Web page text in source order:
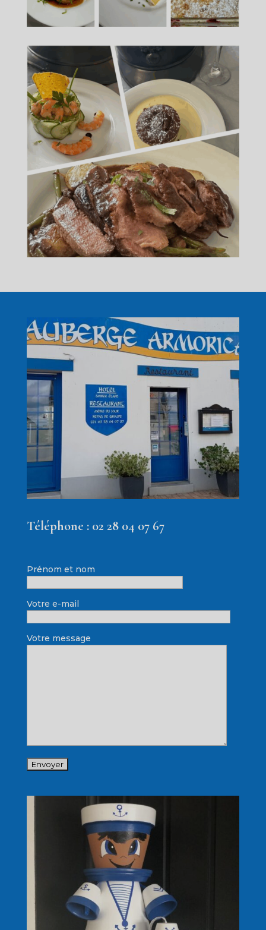
Téléphone : 02 28 04 07 67
Prénom et nom
Votre e-mail
Votre message